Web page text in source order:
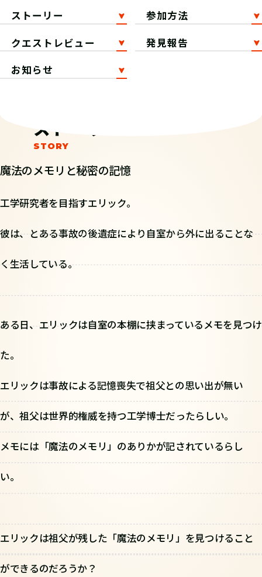
ストーリー
参加方法
クエストレビュー
発見報告
お知らせ
ストーリー
魔法のメモリと秘密の記憶
工学研究者を目指すエリック。
彼は、とある事故の後遺症により自室から外に出ることな
く生活している。
ある日、エリックは自室の本棚に挟まっているメモを見つけ
た。
エリックは事故による記憶喪失で祖父との思い出が無い
が、祖父は世界的権威を持つ工学博士だったらしい。
メモには「魔法のメモリ」のありかが記されているらし
い。
エリックは祖父が残した「魔法のメモリ」を見つけること
ができるのだろうか？